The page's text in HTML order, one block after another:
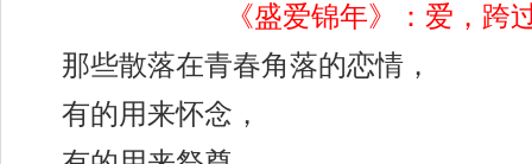
《盛爱锦年》：爱，跨
那些散落在青春角落的恋情，
有的用来怀念，